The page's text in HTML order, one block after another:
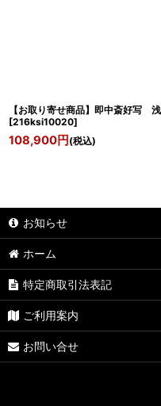
【お取り寄せ商品】即中斎
[216ksi10020]
108,900円 (税込)
お知らせ
ホーム
特定商取引法表記
ご利用案内
お問い合せ